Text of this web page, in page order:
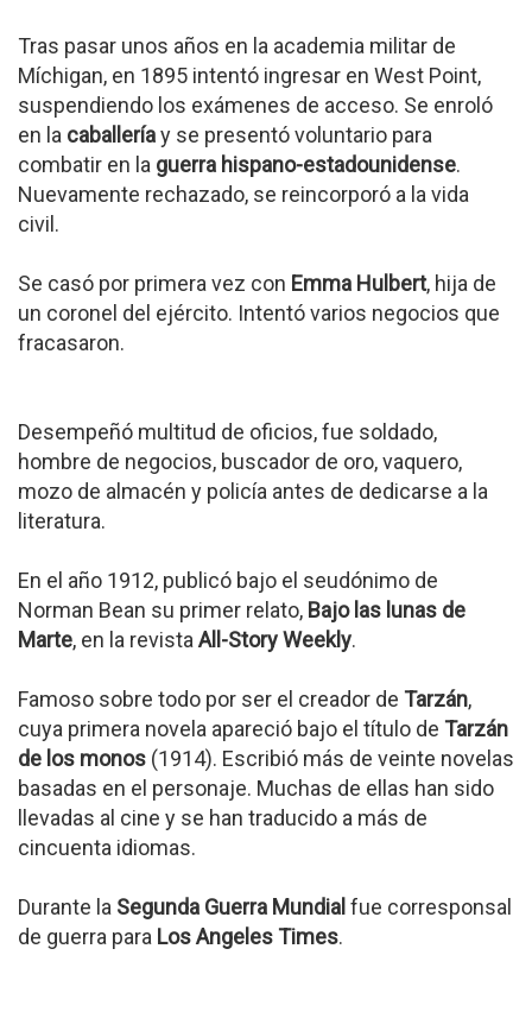
Tras pasar unos años en la academia militar de
Míchigan, en 1895 intentó ingresar en West Point,
suspendiendo los exámenes de acceso. Se enroló
en la caballeríay se presentó voluntario para
combatir en la guerra hispano-estadounidense.
Nuevamente rechazado, se reincorporó a la vida
civil.
Se casó por primera vez con Emma Hulbert, hija de
un coronel del ejército. Intentó varios negocios que
fracasaron.
Desempeñó multitud de oficios, fue soldado,
hombre de negocios, buscador de oro, vaquero,
mozo de almacén y policía antes de dedicarse a la
literatura.
En el año 1912, publicó bajo el seudónimo de
Norman Bean su primer relato, Bajo las lunas de
Marte, en la revista All-Story Weekly.
Famoso sobre todo por ser el creador de Tarzán,
cuya primera novela apareció bajo el título de Tarzán
de los monos (1914). Escribió más de veinte novelas
basadas en el personaje. Muchas de ellas han sido
llevadas al cine y se han traducido a más de
cincuenta idiomas.
Durante la Segunda Guerra Mundial fue corresponsal
de guerra para Los Angeles Times.